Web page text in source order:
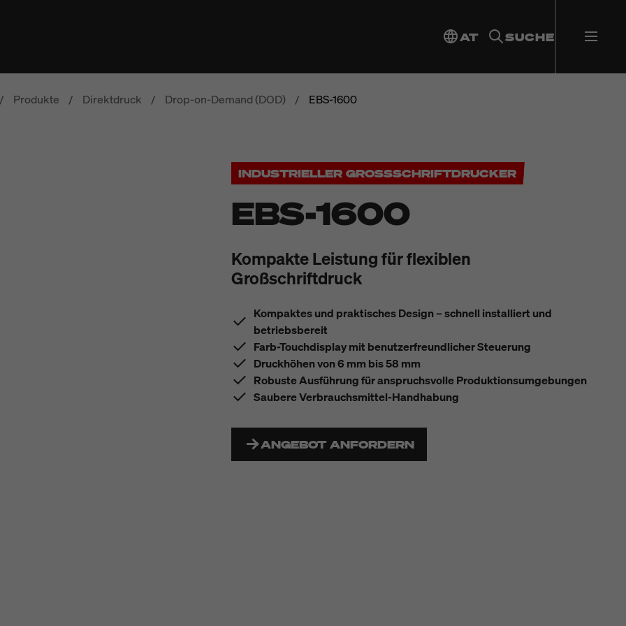
AT SUCHE
Produkte / Direktdruck / Drop-on-Demand (DOD) / EBS-1600
INDUSTRIELLER GROSSSCHRIFTDRUCKER
EBS-1600
Kompakte Leistung für flexiblen
Großschriftdruck
Kompaktes und praktisches Design – schnell installiert und
betriebsbereit
Farb-Touchdisplay mit benutzerfreundlicher Steuerung
Druckhöhen von 6 mm bis 58 mm
Robuste Ausführung für anspruchsvolle Produktionsumgebungen
Saubere Verbrauchsmittel-Handhabung
ANGEBOT ANFORDERN